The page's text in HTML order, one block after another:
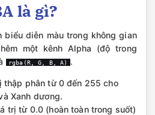
là gì?
biểu diễn màu trong không gian
một kênh Alpha (độ trong
rgba(R, G, B, A) .
thập phân từ 0 đến 255 cho
Xanh dương.
trị từ 0.0 (hoàn toàn trong suốt)